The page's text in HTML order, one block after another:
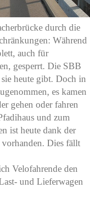
durch die
Während
auch für
gesperrt. Die SBB
heute gibt. Doch in
es kamen
gehen oder fahren
und zum
ist heute dank der
Dies fällt
Velofahrende den
und Lieferwagen